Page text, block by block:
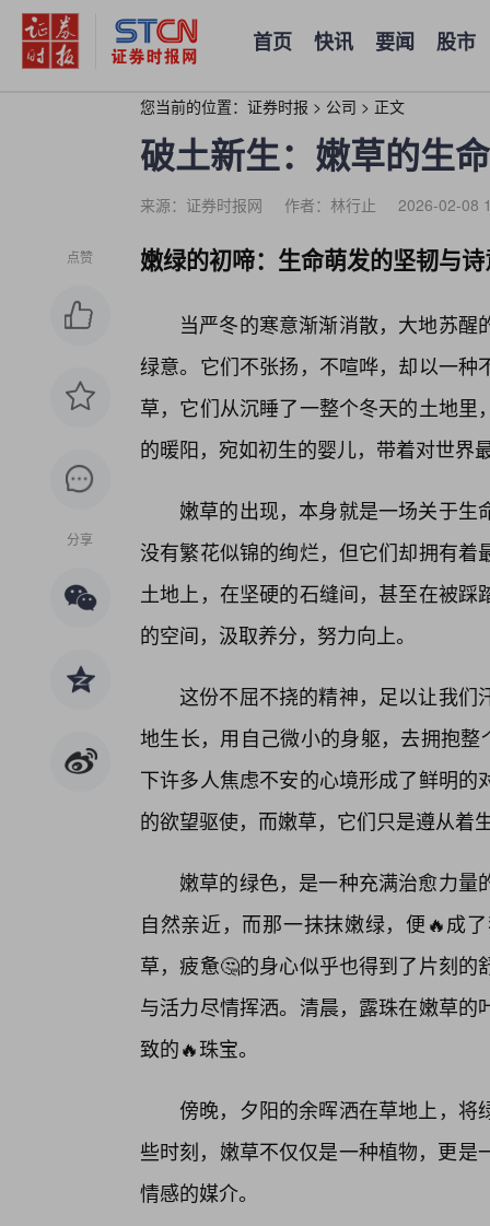
首页 快讯 要闻 股市
您当前的位置： 证券时报 > 公司 > 正文
破土新生：嫩草的生
来源：证券时报网 作者：林行止 2026-02-08
点赞
分享
嫩绿的初啼：生命萌发的坚韧与
当严冬的寒意渐渐消散，大地苏
绿意。它们不张扬，不喧哗，却以一
草，它们从沉睡了一整个冬天的土地
的暖阳，宛如初生的婴儿，带着对世界
嫩草的出现，本身就是一场关于
没有繁花似锦的绚烂，但它们却拥有
土地上，在坚硬的石缝间，甚至在被
的空间，汲取养分，努力向上。
这份不屈不挠的精神，足以让我
地生长，用自己微小的身躯，去拥抱
下许多人焦虑不安的心境形成了鲜明
的欲望驱使，而嫩草，它们只是遵从着
嫩草的绿色，是一种充满治愈力
自然亲近，而那一抹抹嫩绿，便🔥成
草，疲惫🤔的身心似乎也得到了片刻
与活力尽情挥洒。清晨，露珠在嫩草
致的🔥珠宝。
傍晚，夕阳的余晖洒在草地上，将
些时刻，嫩草不仅仅是一种植物，更
情感的媒介。